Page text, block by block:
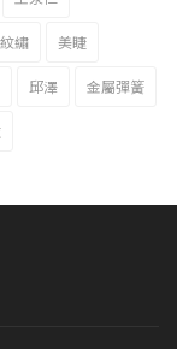
紋繡 美睫
邱澤 金屬彈簧